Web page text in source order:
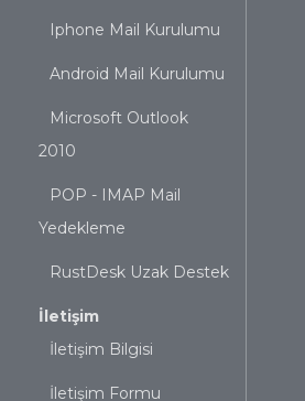
Iphone Mail Kurulumu
Android Mail Kurulumu
Microsoft Outlook
2010
POP - IMAP Mail
Yedekleme
RustDesk Uzak Destek
İletişim
İletişim Bilgisi
İletişim Formu